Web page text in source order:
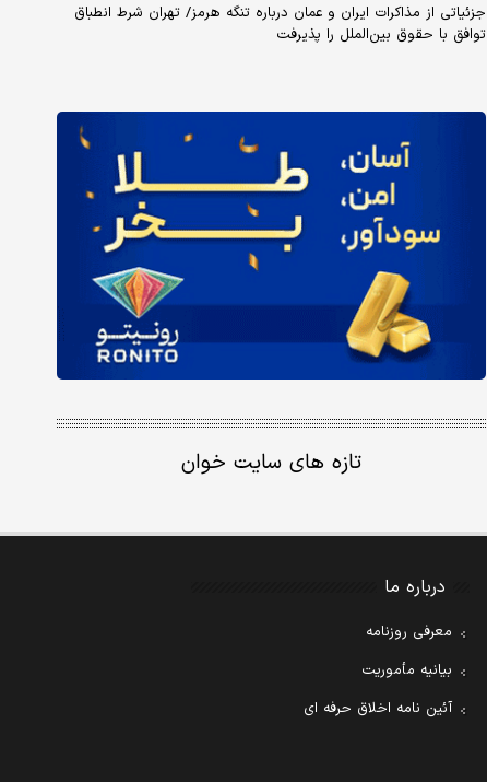
جزئیاتی از مذاکرات ایران و عمان درباره تنگه هرمز/ تهران شرط انطباق
توافق با حقوق بین‌الملل را پذیرفت
تازه های سایت خوان
درباره ما
معرفی روزنامه
بیانیه مأموریت
آئین نامه اخلاق حرفه ای